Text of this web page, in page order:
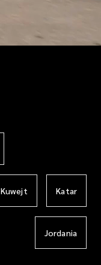
Kuwejt Katar
Jordania